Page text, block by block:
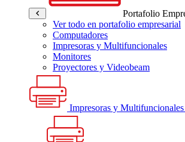
Portafolio
Ver todo en portafolio empresarial
Computadores
Impresoras y Multifuncionales
Monitores
Proyectores y Videobeam
Impresoras y Multifuncionales